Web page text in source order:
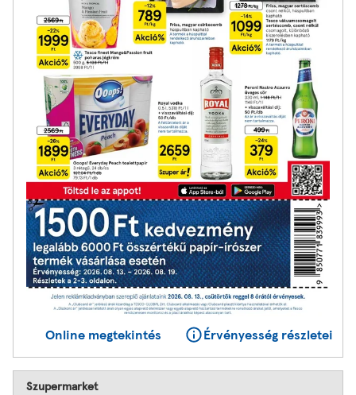
Online megtekintés Érvényesség részletei
Szupermarket